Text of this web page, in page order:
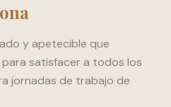
y apetecible que
satisfacer a todos los
jornadas de trabajo de